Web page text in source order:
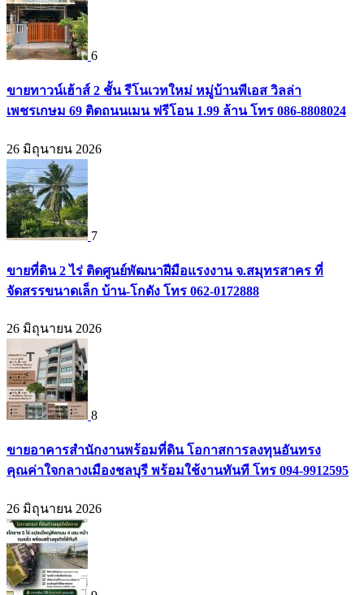
6
ขายทาวน์เฮ้าส์ 2 ชั้น รีโนเวทใหม่ หมู่บ้านพีเอส วิลล่า
เพชรเกษม 69 ติดถนนเมน ฟรีโอน 1.99 ล้าน โทร 086-8808024
26 มิถุนายน 2026
7
ขายที่ดิน 2 ไร่ ติดศูนย์พัฒนาฝีมือแรงงาน จ.สมุทรสาคร ที่
จัดสรรขนาดเล็ก บ้าน-โกดัง โทร 062-0172888
26 มิถุนายน 2026
8
ขายอาคารสำนักงานพร้อมที่ดิน โอกาสการลงทุนอันทรง
คุณค่าใจกลางเมืองชลบุรี พร้อมใช้งานทันที โทร 094-9912595
26 มิถุนายน 2026